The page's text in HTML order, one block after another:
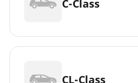
C-Class
CL-Class